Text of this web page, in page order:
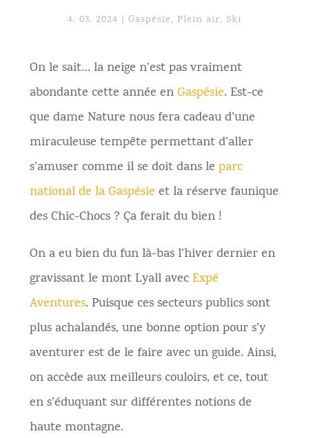
4. 03. 2024 Gaspésie, Plein air, Ski
On le sait… la neige n’est pas vraiment
abondante cette année enGaspésie. Est-ce
que dame Nature nous fera cadeau d’une
miraculeuse tempête permettant d’aller
s’amuser comme il se doit dans le parc
national de la Gaspésie et la réserve faunique
des Chic-Chocs ? Ça ferait du bien !
On a eu bien du fun là-bas l’hiver dernier en
gravissant le mont Lyall avecExpé
Aventures. Puisque ces secteurs publics sont
plus achalandés, une bonne option pour s’y
aventurer est de le faire avec un guide. Ainsi,
on accède aux meilleurs couloirs, et ce, tout
en s’éduquant sur différentes notions de
haute montagne.